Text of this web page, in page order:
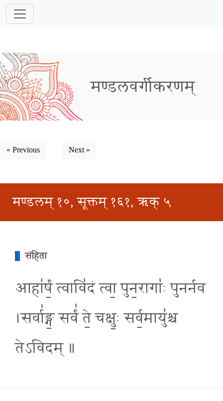
मण्डलवर्गीकरणम्
« Previous Next »
मण्डलम् १०, सूक्तम् १६१, ऋक् ५
संहिता
आहा॑र्षं॒ त्वावि॑दं त्वा॒ पुन॒रागा॑ः पुनर्नव
।सर्वा॑ङ्ग॒ सर्वं॑ ते॒ चक्षु॒ः सर्व॒मायु॑श्च
तेऽविदम् ॥